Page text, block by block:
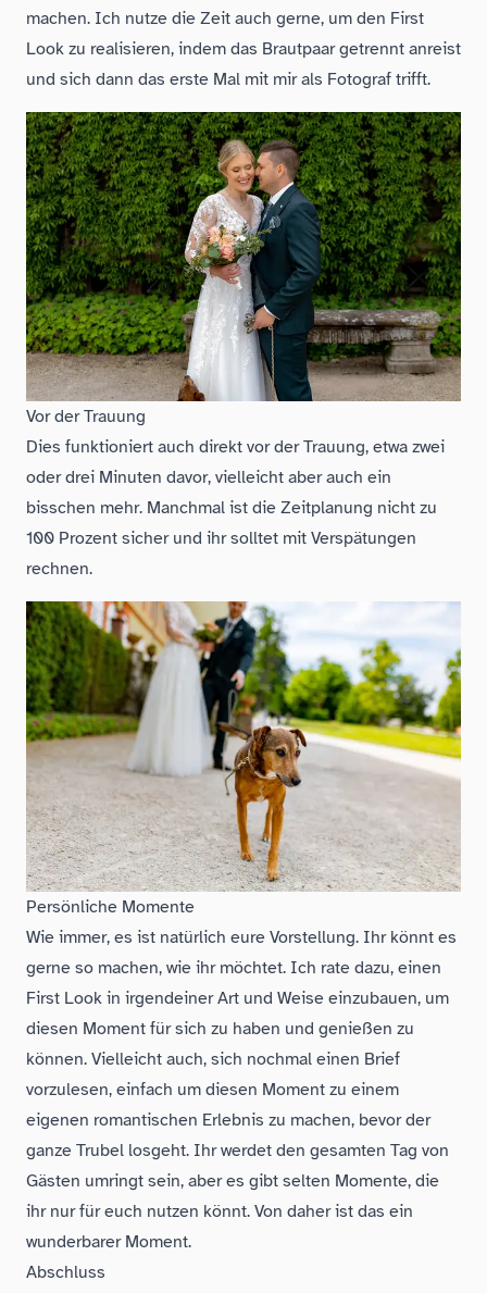
machen. Ich nutze die Zeit auch gerne, um den First
Look zu realisieren, indem das Brautpaar getrennt anreist
und sich dann das erste Mal mit mir als Fotograf trifft.
Vor der Trauung
Dies funktioniert auch direkt vor der Trauung, etwa zwei
oder drei Minuten davor, vielleicht aber auch ein
bisschen mehr. Manchmal ist die Zeitplanung nicht zu
100 Prozent sicher und ihr solltet mit Verspätungen
rechnen.
Persönliche Momente
Wie immer, es ist natürlich eure Vorstellung. Ihr könnt es
gerne so machen, wie ihr möchtet. Ich rate dazu, einen
First Look in irgendeiner Art und Weise einzubauen, um
diesen Moment für sich zu haben und genießen zu
können. Vielleicht auch, sich nochmal einen Brief
vorzulesen, einfach um diesen Moment zu einem
eigenen romantischen Erlebnis zu machen, bevor der
ganze Trubel losgeht. Ihr werdet den gesamten Tag von
Gästen umringt sein, aber es gibt selten Momente, die
ihr nur für euch nutzen könnt. Von daher ist das ein
wunderbarer Moment.
Abschluss